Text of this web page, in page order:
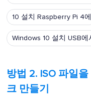
10 설치 Raspberry Pi 4에
Windows 10 설치 USB에
방법 2. ISO 파일
크 만들기